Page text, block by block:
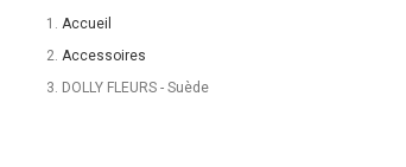
Accueil
Accessoires
DOLLY FLEURS - Suède